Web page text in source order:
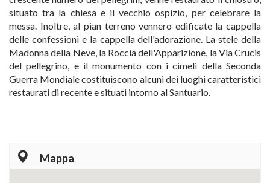
situato tra la chiesa e il vecchio ospizio, per celebrare la
messa. Inoltre, al pian terreno vennero edificate la cappella
delle confessioni e la cappella dell'adorazione. La stele della
Madonna della Neve, la Roccia dell'Apparizione, la Via Crucis
del pellegrino, e il monumento con i cimeli della Seconda
Guerra Mondiale costituiscono alcuni dei luoghi caratteristici
restaurati di recente e situati intorno al Santuario.
Mappa